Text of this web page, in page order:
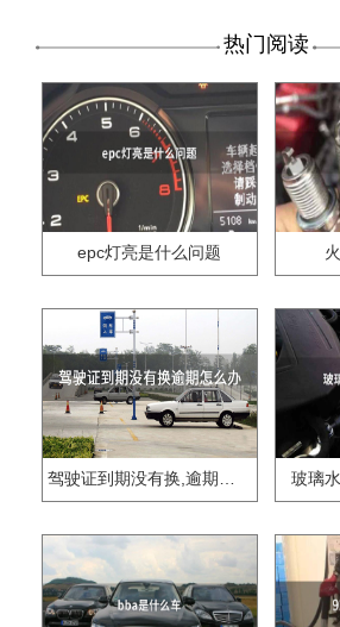
热门阅读
epc灯亮是什么问题
驾驶证到期没有换,逾期怎么办?? 玻璃